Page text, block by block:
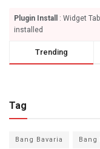
Plugin Install
: Widget
installed
Trending
Tag
Bang Bavaria Bang